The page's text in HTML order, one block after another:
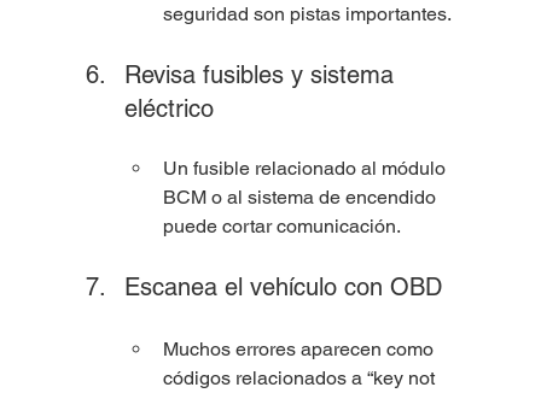
seguridad son pistas importantes.
Revisa fusibles y sistema
eléctrico
Un fusible relacionado al módulo
BCM o al sistema de encendido
puede cortar comunicación.
Escanea el vehículo con OBD
Muchos errores aparecen como
códigos relacionados a “key not